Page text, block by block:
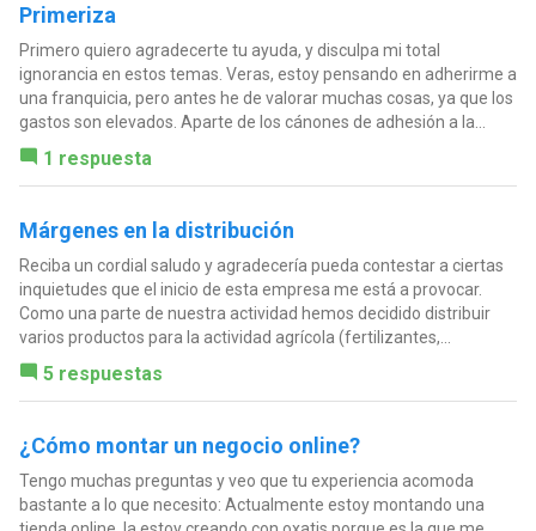
Primeriza
Primero quiero agradecerte tu ayuda, y disculpa mi total
ignorancia en estos temas. Veras, estoy pensando en adherirme a
una franquicia, pero antes he de valorar muchas cosas, ya que los
gastos son elevados. Aparte de los cánones de adhesión a la...
1 respuesta
Márgenes en la distribución
Reciba un cordial saludo y agradecería pueda contestar a ciertas
inquietudes que el inicio de esta empresa me está a provocar.
Como una parte de nuestra actividad hemos decidido distribuir
varios productos para la actividad agrícola (fertilizantes,...
5 respuestas
¿Cómo montar un negocio online?
Tengo muchas preguntas y veo que tu experiencia acomoda
bastante a lo que necesito: Actualmente estoy montando una